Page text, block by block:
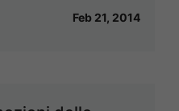
Feb 21, 2014